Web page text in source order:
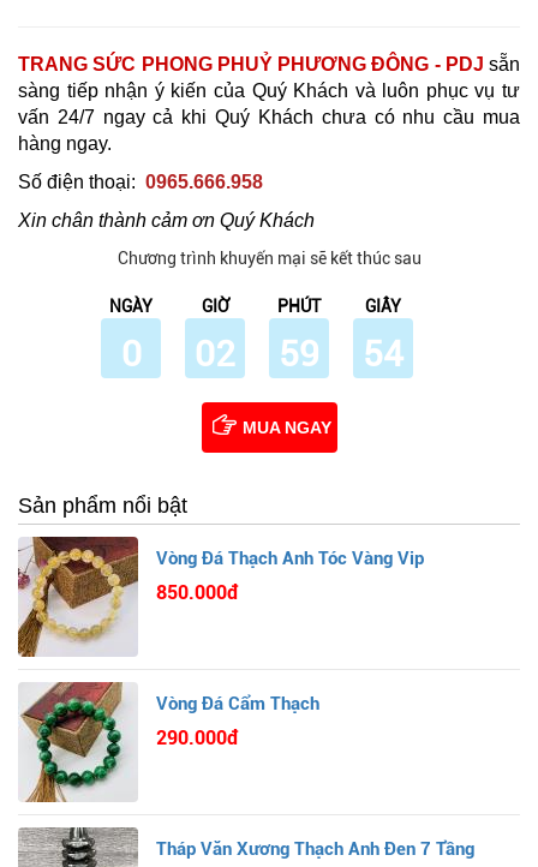
TRANG SỨC PHONG PHUỶ PHƯƠNG ĐÔNG - PDJ sẵn
sàng tiếp nhận ý kiến của Quý Khách và luôn phục vụ tư
vấn 24/7 ngay cả khi Quý Khách chưa có nhu cầu mua
hàng ngay.
Số điện thoại: 0965.666.958
Xin chân thành cảm ơn Quý Khách
Chương trình khuyến mại sẽ kết thúc sau
NGÀY
0
GIỜ
02
PHÚT
59
GIÂY
53
MUA NGAY
Sản phẩm nổi bật
Vòng Đá Thạch Anh Tóc Vàng Vip
850.000đ
Vòng Đá Cẩm Thạch
290.000đ
Tháp Văn Xương Thạch Anh Đen 7 Tầng